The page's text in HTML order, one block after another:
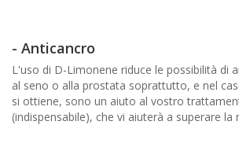
- Anticancro
L'uso di D-Limonene riduce le possibilità di
al seno o alla prostata soprattutto, e nel
si ottiene, sono un aiuto al vostro
(indispensabile), che vi aiuterà a superare la